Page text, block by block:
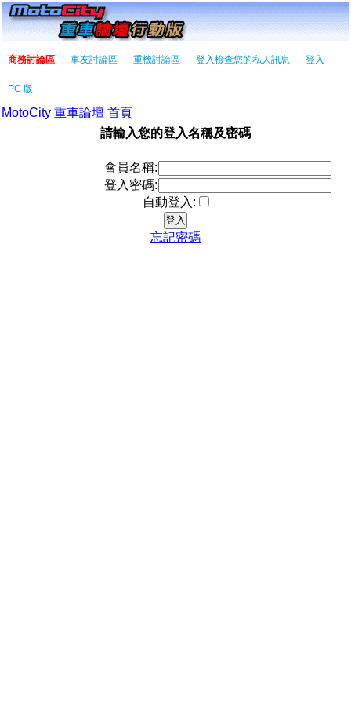
商務討論區 車友討論區 重機討論區 登入檢查您的私人訊息 登入
PC 版
MotoCity 重車論壇 首頁
請輸入您的登入名稱及密碼
會員名稱:
登入密碼:
自動登入:
忘記密碼